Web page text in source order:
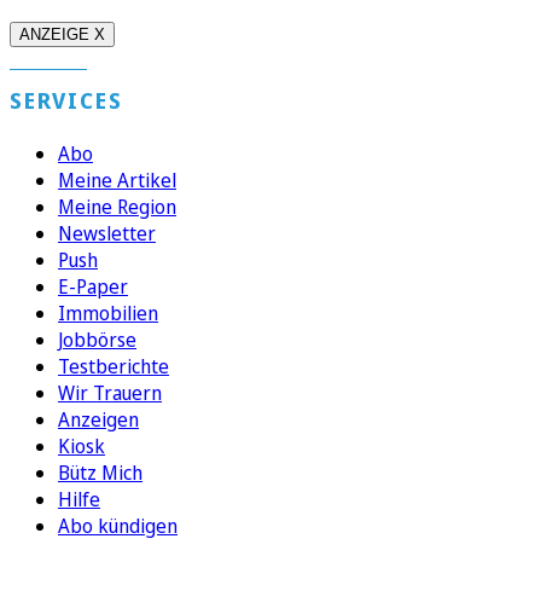
ANZEIGE X
SERVICES
Abo
Meine Artikel
Meine Region
Newsletter
Push
E-Paper
Immobilien
Jobbörse
Testberichte
Wir Trauern
Anzeigen
Kiosk
Bütz Mich
Hilfe
Abo kündigen